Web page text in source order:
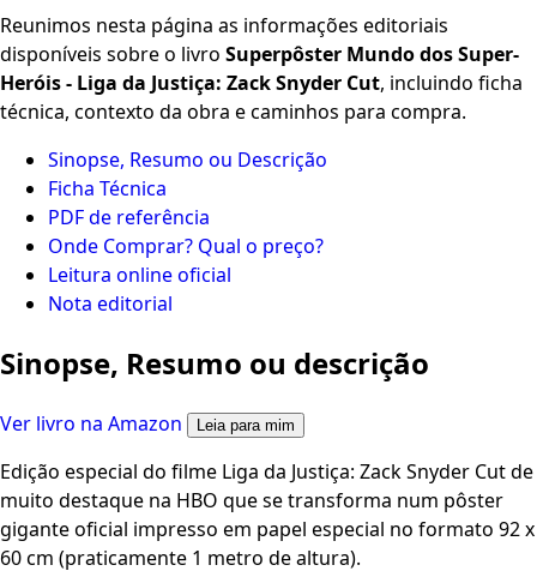
Reunimos nesta página as informações editoriais
disponíveis sobre o livro Superpôster Mundo dos Super-
Heróis - Liga da Justiça: Zack Snyder Cut, incluindo ficha
técnica, contexto da obra e caminhos para compra.
Sinopse, Resumo ou Descrição
Ficha Técnica
PDF de referência
Onde Comprar? Qual o preço?
Leitura online oficial
Nota editorial
Sinopse, Resumo ou descrição
Ver livro na Amazon Leia para mim
Edição especial do filme Liga da Justiça: Zack Snyder Cut de
muito destaque na HBO que se transforma num pôster
gigante oficial impresso em papel especial no formato 92 x
60 cm (praticamente 1 metro de altura).